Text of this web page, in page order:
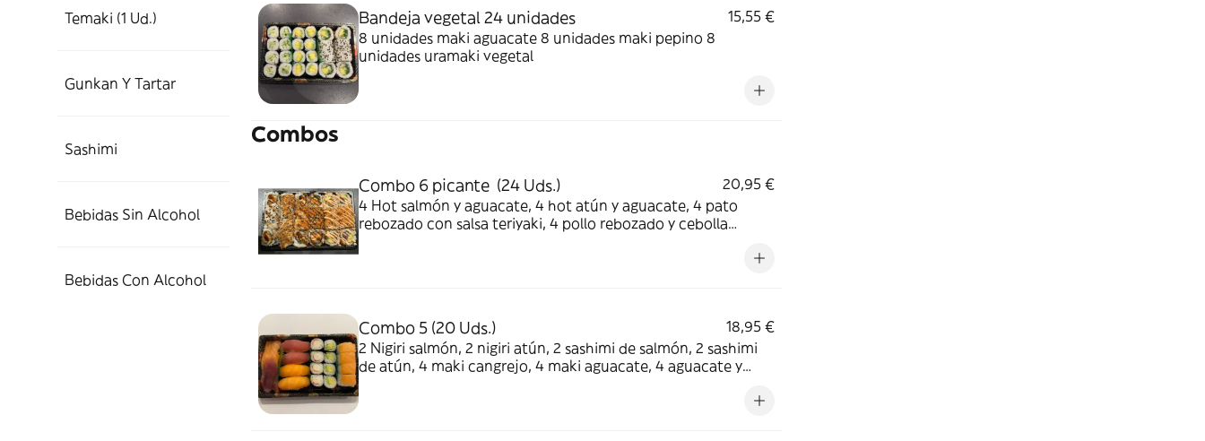
Temaki (1 Ud.)
Gunkan Y Tartar
Sashimi
Bebidas Sin Alcohol
Bebidas Con Alcohol
Bandeja vegetal 24 unidades
15,55 €
8 unidades maki aguacate 8 unidades maki pepino 8
unidades uramaki vegetal
Combos
Combo 6 picante (24 Uds.)
20,95 €
4 Hot salmón y aguacate, 4 hot atún y aguacate, 4 pato
rebozado con salsa teriyaki, 4 pollo rebozado y cebolla
Combo 5 (20 Uds.)
18,95 €
2 Nigiri salmón, 2 nigiri atún, 2 sashimi de salmón, 2 sashimi
de atún, 4 maki cangrejo, 4 maki aguacate, 4 aguacate y